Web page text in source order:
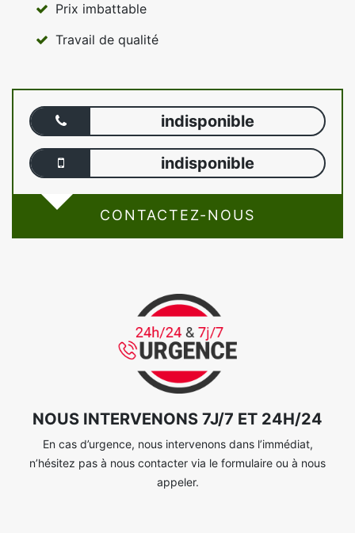
Prix imbattable
Travail de qualité
indisponible
indisponible
CONTACTEZ-NOUS
NOUS INTERVENONS 7J/7 ET 24H/24
En cas d’urgence, nous intervenons dans l’immédiat,
n’hésitez pas à nous contacter via le formulaire ou à nous
appeler.